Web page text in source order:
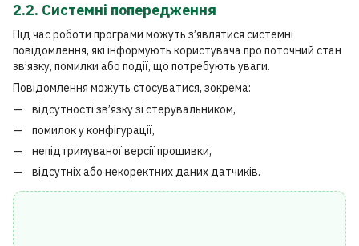
2.2. Системні попередження
Під час роботи програми можуть з’являтися системні
повідомлення, які інформують користувача про поточний стан
зв’язку, помилки або події, що потребують уваги.
Повідомлення можуть стосуватися, зокрема:
відсутності зв’язку зі стерувальником,
помилок у конфігурації,
непідтримуваної версії прошивки,
відсутніх або некоректних даних датчиків.